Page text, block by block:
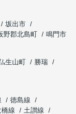
坂出市
野郡北島町
鳴門市
生山町
勝瑞
徳島線
線
土讃線